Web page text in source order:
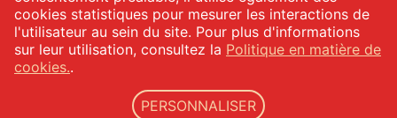
INSCRIVEZ-VOUS
cookies statistiques pour mesurer les interactions de
l'utilisateur au sein du site. Pour plus d'informations
sur leur utilisation, consultez la Politique en matière de
cookies..
PERSONNALISER